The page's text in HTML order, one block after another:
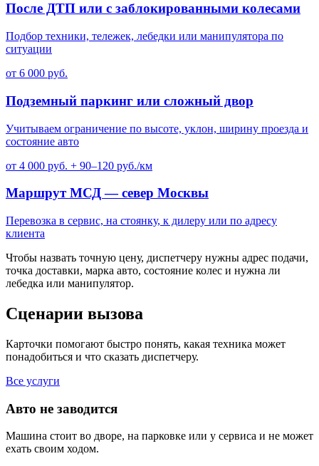
После ДТП или с заблокированными колесами
Подбор техники, тележек, лебедки или манипулятора по
ситуации
от 6 000 руб.
Подземный паркинг или сложный двор
Учитываем ограничение по высоте, уклон, ширину проезда и
состояние авто
от 4 000 руб. + 90–120 руб./км
Маршрут МСД — север Москвы
Перевозка в сервис, на стоянку, к дилеру или по адресу
клиента
Чтобы назвать точную цену, диспетчеру нужны адрес подачи,
точка доставки, марка авто, состояние колес и нужна ли
лебедка или манипулятор.
Сценарии вызова
Карточки помогают быстро понять, какая техника может
понадобиться и что сказать диспетчеру.
Все услуги
Авто не заводится
Машина стоит во дворе, на парковке или у сервиса и не может
ехать своим ходом.